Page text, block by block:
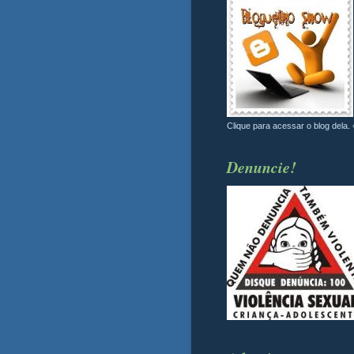
Clique para acessar o blog dela.
Denuncie!